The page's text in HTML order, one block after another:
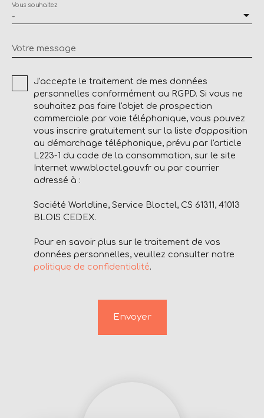
-
Vous souhaitez
Votre message
J'accepte le traitement de mes données
personnelles conformément au RGPD. Si vous ne
souhaitez pas faire l'objet de prospection
commerciale par voie téléphonique, vous pouvez
vous inscrire gratuitement sur la liste d'opposition
au démarchage téléphonique, prévu par l'article
L223-1 du code de la consommation, sur le site
Internet www.bloctel.gouv.fr ou par courrier
adressé à :
Société Worldline, Service Bloctel, CS 61311, 41013
BLOIS CEDEX.
Pour en savoir plus sur le traitement de vos
données personnelles, veuillez consulter notre
politique de confidentialité.
Envoyer